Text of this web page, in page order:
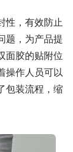
性，有效防止
题，为产品提
面胶的贴附位
操作人员可以
包装流程，缩